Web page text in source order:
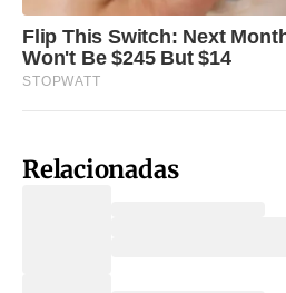
Relacionadas